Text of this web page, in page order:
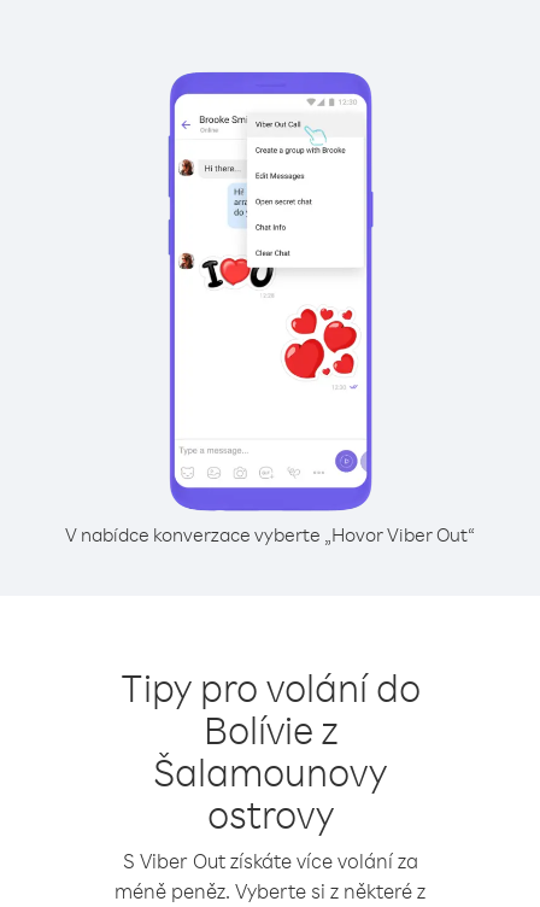
V nabídce konverzace vyberte „Hovor Viber Out“
Tipy pro volání do
Bolívie z
Šalamounovy
ostrovy
S Viber Out získáte více volání za
méně peněz. Vyberte si z některé z